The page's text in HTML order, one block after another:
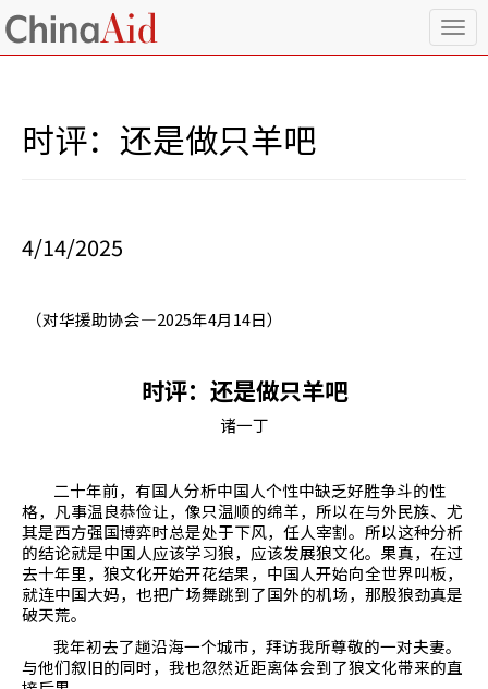
T
o
时评：还是做只羊吧
4/14/2025
（对华援助协会—2025年4月14日）
时评：还是做只羊吧
诸一丁
二十年前，有国人分析中国人个性中缺乏好胜争斗的性
格，凡事温良恭俭让，像只温顺的绵羊，所以在与外民族、尤
其是西方强国博弈时总是处于下风，任人宰割。所以这种分析
的结论就是中国人应该学习狼，应该发展狼文化。果真，在过
去十年里，狼文化开始开花结果，中国人开始向全世界叫板，
就连中国大妈，也把广场舞跳到了国外的机场，那股狼劲真是
破天荒。
我年初去了趟沿海一个城市，拜访我所尊敬的一对夫妻。
与他们叙旧的同时，我也忽然近距离体会到了狼文化带来的直